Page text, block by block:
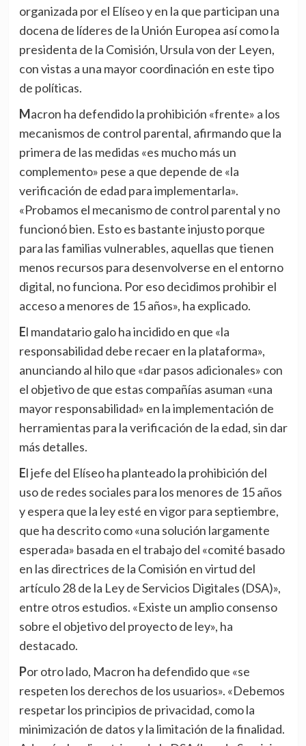
organizada por el Elíseo y en la que participan una
docena de líderes de la Unión Europea así como la
presidenta de la Comisión, Ursula von der Leyen,
con vistas a una mayor coordinación en este tipo
de políticas.
Macron ha defendido la prohibición «frente» a los
mecanismos de control parental, afirmando que la
primera de las medidas «es mucho más un
complemento» pese a que depende de «la
verificación de edad para implementarla».
«Probamos el mecanismo de control parental y no
funcionó bien. Esto es bastante injusto porque
para las familias vulnerables, aquellas que tienen
menos recursos para desenvolverse en el entorno
digital, no funciona. Por eso decidimos prohibir el
acceso a menores de 15 años», ha explicado.
El mandatario galo ha incidido en que «la
responsabilidad debe recaer en la plataforma»,
anunciando al hilo que «dar pasos adicionales» con
el objetivo de que estas compañías asuman «una
mayor responsabilidad» en la implementación de
herramientas para la verificación de la edad, sin dar
más detalles.
El jefe del Elíseo ha planteado la prohibición del
uso de redes sociales para los menores de 15 años
y espera que la ley esté en vigor para septiembre,
que ha descrito como «una solución largamente
esperada» basada en el trabajo del «comité basado
en las directrices de la Comisión en virtud del
artículo 28 de la Ley de Servicios Digitales (DSA)»,
entre otros estudios. «Existe un amplio consenso
sobre el objetivo del proyecto de ley», ha
destacado.
Por otro lado, Macron ha defendido que «se
respeten los derechos de los usuarios». «Debemos
respetar los principios de privacidad, como la
minimización de datos y la limitación de la finalidad.